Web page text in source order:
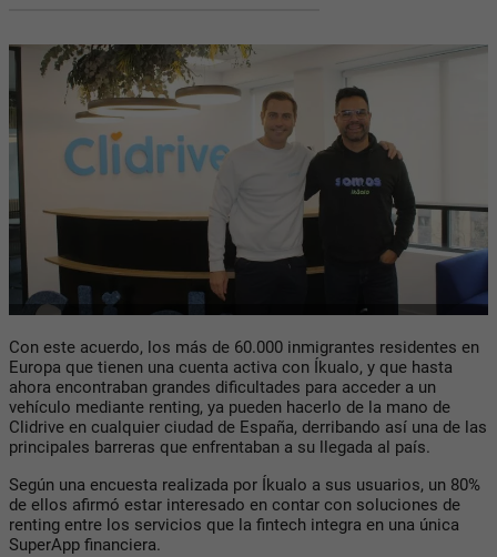
Con este acuerdo, los más de 60.000 inmigrantes residentes en
Europa que tienen una cuenta activa con Íkualo, y que hasta
ahora encontraban grandes dificultades para acceder a un
vehículo mediante renting, ya pueden hacerlo de la mano de
Clidrive en cualquier ciudad de España, derribando así una de las
principales barreras que enfrentaban a su llegada al país.
Según una encuesta realizada por Íkualo a sus usuarios, un 80%
de ellos afirmó estar interesado en contar con soluciones de
renting entre los servicios que la fintech integra en una única
SuperApp financiera.